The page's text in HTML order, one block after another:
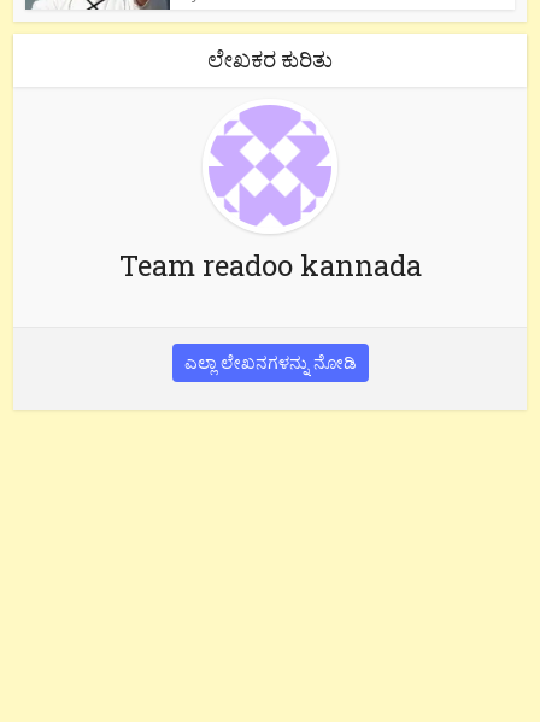
ಲೇಖಕರ ಕುರಿತು
Team readoo kannada
ಎಲ್ಲಾ ಲೇಖನಗಳನ್ನು ನೋಡಿ